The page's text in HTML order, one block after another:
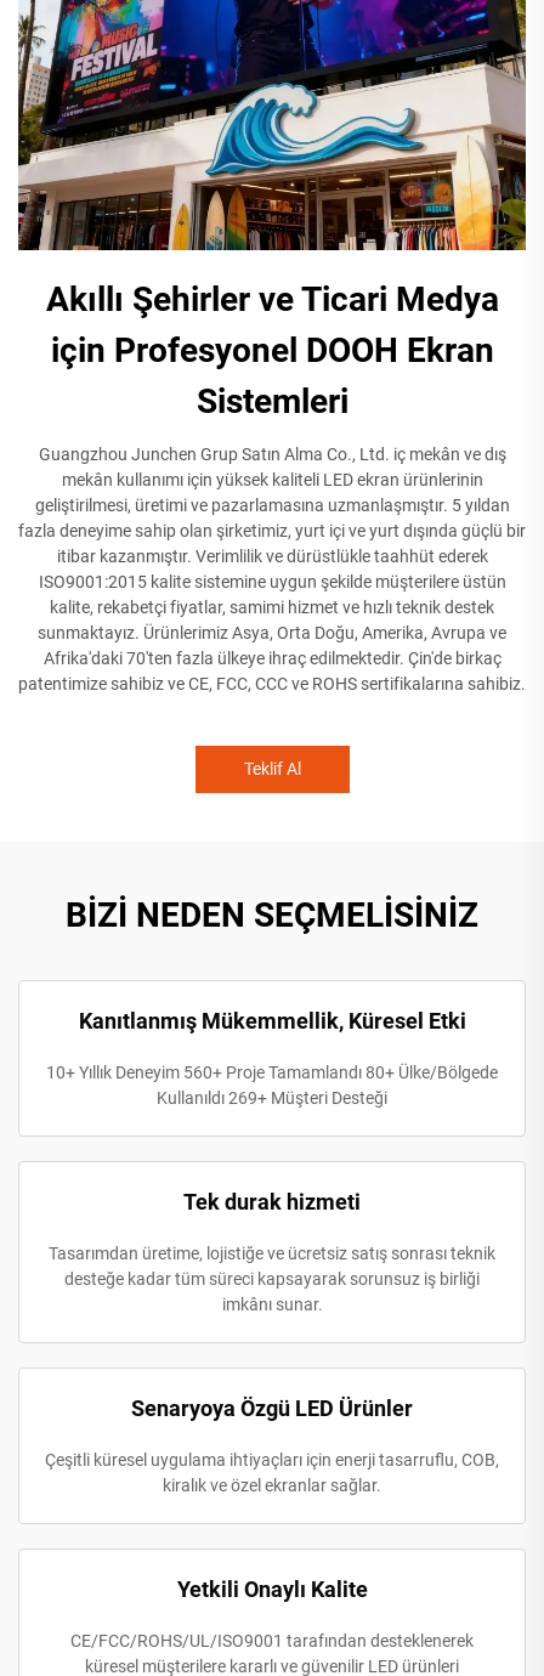
Akıllı Şehirler ve Ticari Medya
için Profesyonel DOOH Ekran
Sistemleri
Guangzhou Junchen Grup Satın Alma Co., Ltd. iç mekân ve dış
mekân kullanımı için yüksek kaliteli LED ekran ürünlerinin
geliştirilmesi, üretimi ve pazarlamasına uzmanlaşmıştır. 5 yıldan
fazla deneyime sahip olan şirketimiz, yurt içi ve yurt dışında güçlü bir
itibar kazanmıştır. Verimlilik ve dürüstlükle taahhüt ederek
ISO9001:2015 kalite sistemine uygun şekilde müşterilere üstün
kalite, rekabetçi fiyatlar, samimi hizmet ve hızlı teknik destek
sunmaktayız. Ürünlerimiz Asya, Orta Doğu, Amerika, Avrupa ve
Afrika'daki 70'ten fazla ülkeye ihraç edilmektedir. Çin'de birkaç
patentimize sahibiz ve CE, FCC, CCC ve ROHS sertifikalarına sahibiz.
Teklif Al
BİZİ NEDEN SEÇMELİSİNİZ
Kanıtlanmış Mükemmellik, Küresel Etki
10+ Yıllık Deneyim 560+ Proje Tamamlandı 80+ Ülke/Bölgede
Kullanıldı 269+ Müşteri Desteği
Tek durak hizmeti
Tasarımdan üretime, lojistiğe ve ücretsiz satış sonrası teknik
desteğe kadar tüm süreci kapsayarak sorunsuz iş birliği
imkânı sunar.
Senaryoya Özgü LED Ürünler
Çeşitli küresel uygulama ihtiyaçları için enerji tasarruflu, COB,
kiralık ve özel ekranlar sağlar.
Yetkili Onaylı Kalite
CE/FCC/ROHS/UL/ISO9001 tarafından desteklenerek
küresel müşterilere kararlı ve güvenilir LED ürünleri